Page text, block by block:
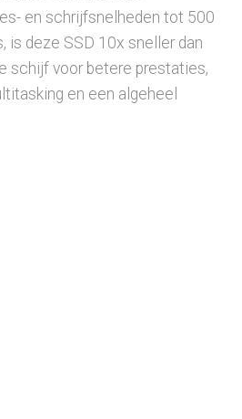
en schrijfsnelheden tot 500
is deze SSD 10x sneller dan
schijf voor betere prestaties,
en een algeheel